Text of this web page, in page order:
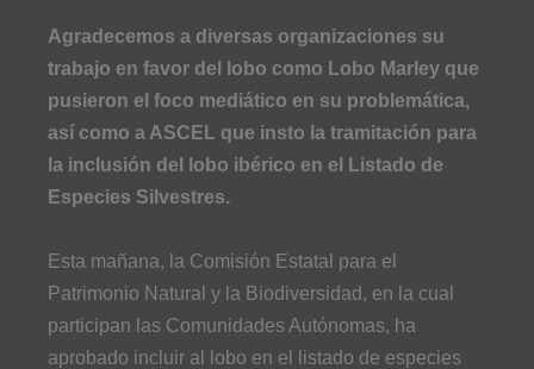
Agradecemos a diversas organizaciones su
trabajo en favor del lobo como Lobo Marley que
pusieron el foco mediático en su problemática,
así como a ASCEL que insto la tramitación para
la inclusión del lobo ibérico en el Listado de
Especies Silvestres.
Esta mañana, la Comisión Estatal para el
Patrimonio Natural y la Biodiversidad, en la cual
participan las Comunidades Autónomas, ha
aprobado incluir al lobo en el listado de especies